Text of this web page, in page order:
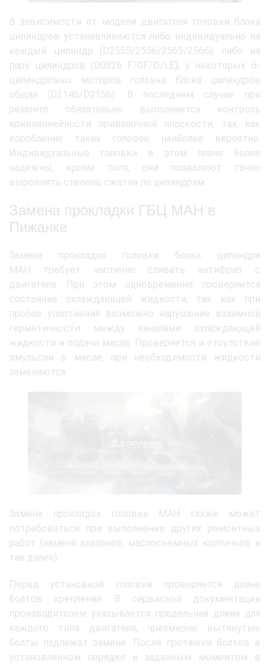
В зависимости от модели двигателя головки блока
цилиндров устанавливаются либо индивидуально на
каждый цилиндр (D2555/2556/2565/2566), либо на
пару цилиндров (D0826 F/GF/D/LE), у некоторых 6-
цилиндровых моторов головка блока цилиндров
общая (D2146/D2156). В последнем случае при
ремонте обязательно выполняется контроль
криволинейности привалочной плоскости, так как
коробление таких головок наиболее вероятно.
Индивидуальные головки в этом плане более
надежны, кроме того, они позволяют точно
выровнять степень сжатия по цилиндрам.
Замена прокладки ГБЦ МАН в
Пижанке
Замена прокладок головки блока цилиндра
МАН требует частично сливать антифриз с
двигателя. При этом одновременно проверяется
состояние охлаждающей жидкости, так как при
пробое уплотнения возможно нарушение взаимной
герметичности между каналами охлаждающей
жидкости и подачи масла. Проверяется и отсутствие
эмульсии в масле, при необходимости жидкости
заменяются.
Замена прокладок головки МАН также может
потребоваться при выполнении других ремонтных
работ (замена клапанов, маслосъемных колпачков и
так далее).
Перед установкой головки проверяется длина
болтов крепления. В сервисной документации
производителем указывается предельная длина для
каждого типа двигателя, чрезмерно вытянутые
болты подлежат замене. После протяжки болтов в
установленном порядке и заданным моментом в